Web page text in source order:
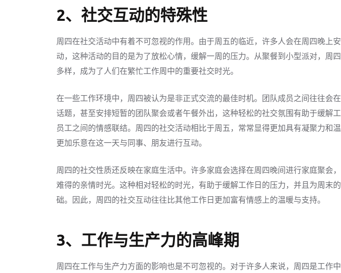
2、社交互动的特殊性
周四在社交活动中有着不可忽视的作用。由于周五的临近，许多人会在周四晚上
动，这种活动的目的是为了放松心情，缓解一周的压力。从聚餐到小型派对，周
多样，成为了人们在繁忙工作周中的重要社交时光。
在一些工作环境中，周四被认为是非正式交流的最佳时机。团队成员之间往往会
话题，甚至安排短暂的团队聚会或者午餐外出，这种轻松的社交氛围有助于缓解
员工之间的情感联结。周四的社交活动相比于周五，常常显得更加具有凝聚力和
更加乐意在这一天与同事、朋友进行互动。
周四的社交性质还反映在家庭生活中。许多家庭会选择在周四晚间进行家庭聚会
难得的亲情时光。这种相对轻松的时光，有助于缓解工作日的压力，并且为周末
础。因此，周四的社交互动往往比其他工作日更加富有情感上的温暖与支持。
3、工作与生产力的高峰期
周四在工作与生产力方面的影响也是不可忽视的。对于许多人来说，周四是工作